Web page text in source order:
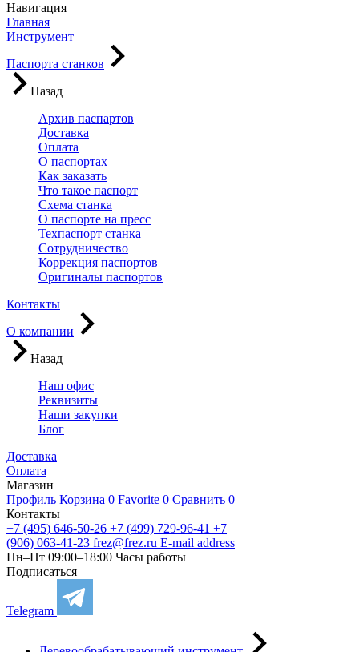
Навигация
Главная
Инструмент
Паспорта станков
Назад
Архив паспартов
Доставка
Оплата
О паспортах
Как заказать
Что такое паспорт
Схема станка
О паспорте на пресс
Техпаспорт станка
Сотрудничество
Коррекция паспортов
Оригиналы паспортов
Контакты
О компании
Назад
Наш офис
Реквизиты
Наши закупки
Блог
Доставка
Оплата
Магазин
Профиль Корзина 0 Favorite 0 Сравнить 0
Контакты
+7 (495) 646-50-26 +7 (499) 729-96-41 +7
(906) 063-41-23 frez@frez.ru E-mail address
Пн–Пт 09:00–18:00 Часы работы
Подписаться
Telegram